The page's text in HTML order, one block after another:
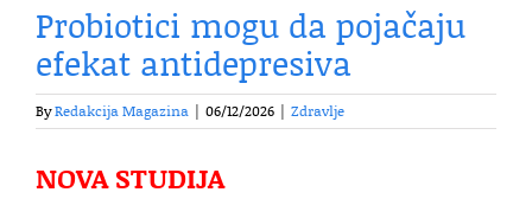
Probiotici mogu da pojačaju
efekat antidepresiva
ByRedakcija Magazina 06/12/2026 Zdravlje
NOVA STUDIJA